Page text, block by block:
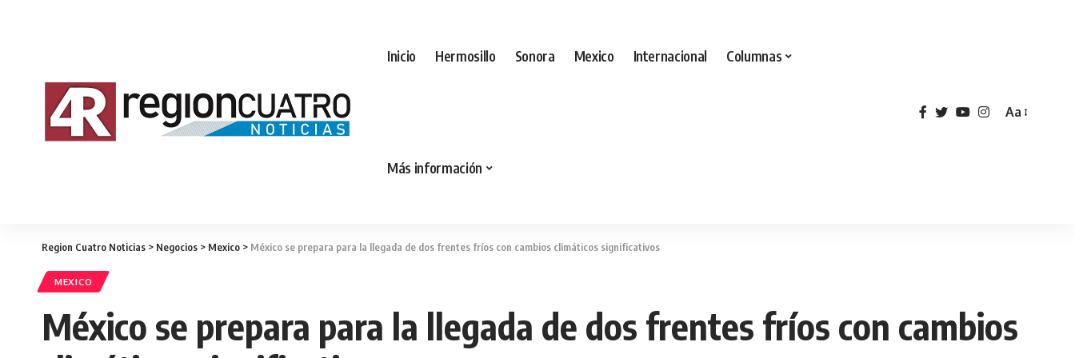
Inicio Hermosillo Sonora Mexico Internacional Columnas
Más información
Aa
Region Cuatro Noticias > Negocios > Mexico > México se prepara para la llegada de dos frentes fríos con cambios climáticos significativos
MEXICO
México se prepara para la llegada de dos frentes fríos con cambios